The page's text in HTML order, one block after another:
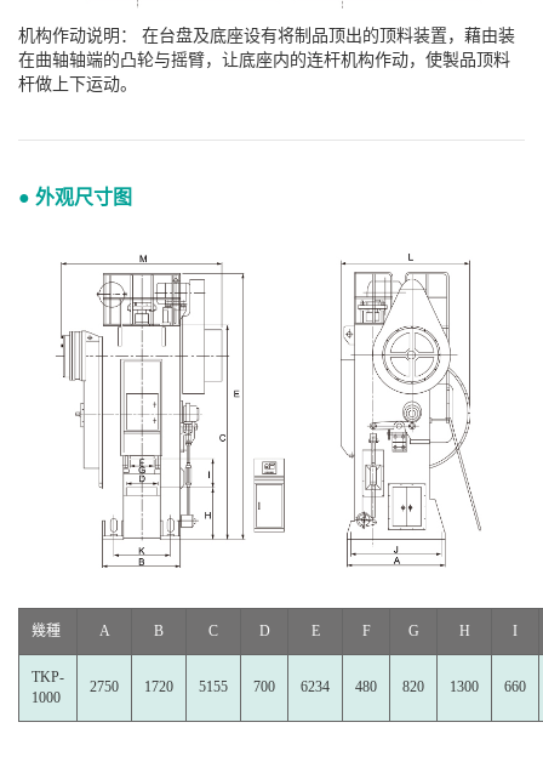
机构作动说明： 在台盘及底座设有将制品顶出的顶料装置，藉由装
在曲轴轴端的凸轮与摇臂，让底座内的连杆机构作动，使製品顶料
杆做上下运动。
● 外观尺寸图
幾種 A B C D E F G H I
TKP-
1000
2750 1720 5155 700 6234 480 820 1300 660